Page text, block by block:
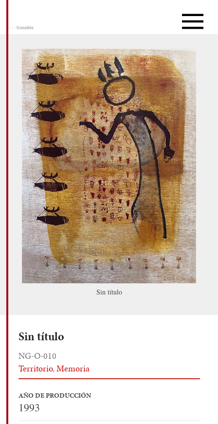
Sin título
Sin título
NG-O-010
Territorio,Memoria
AÑO DE PRODUCCIÓN
1993